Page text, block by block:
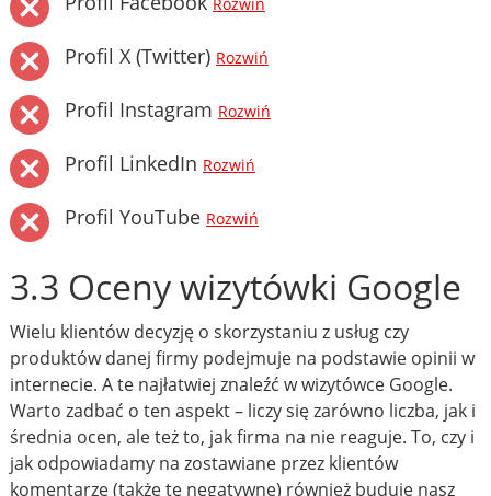
Rozwiń
Profil X (Twitter) Rozwiń
Profil Instagram Rozwiń
Profil LinkedIn Rozwiń
Profil YouTube Rozwiń
3.3 Oceny wizytówki Google
Wielu klientów decyzję o skorzystaniu z usług czy
produktów danej firmy podejmuje na podstawie opinii w
internecie. A te najłatwiej znaleźć w wizytówce Google.
Warto zadbać o ten aspekt – liczy się zarówno liczba, jak i
średnia ocen, ale też to, jak firma na nie reaguje. To, czy i
jak odpowiadamy na zostawiane przez klientów
komentarze (także te negatywne) również buduje nasz